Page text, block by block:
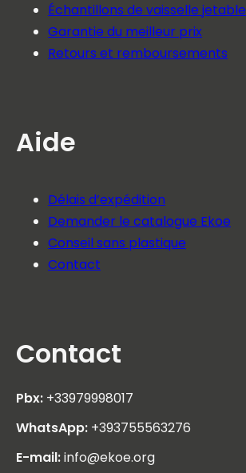
Échantillons de vaisselle jetable
Garantie du meilleur prix
Retours et remboursements
Aide
Délais d’expédition
Demander le catalogue Ekoe
Conseil sans plastique
Contact
Contact
Pbx: +33979998017
WhatsApp: +393755563276
E-mail:info@ekoe.org